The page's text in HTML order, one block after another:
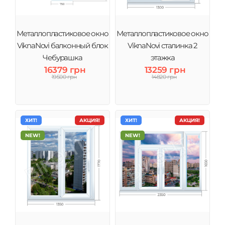
Металлопластиковое окно
ViknaNovi балконный блок
Чебурашка
16379 грн
19500 грн
Металлопластиковое окно
ViknaNovi сталинка 2
этажка
13259 грн
14820 грн
АКЦИЯ!
ХИТ!
NEW!
АКЦИЯ!
ХИТ!
NEW!